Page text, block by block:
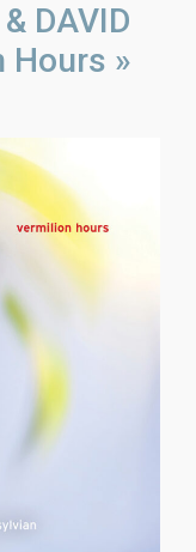
DAVID
Hours »